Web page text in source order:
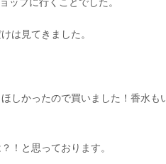
は見てきました。
しかったので買いました！香水
！と思っております。